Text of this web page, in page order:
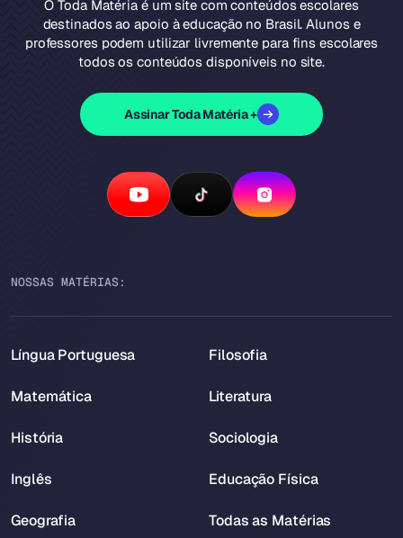
O Toda Matéria é um site com conteúdos escolares
destinados ao apoio à educação no Brasil. Alunos e
professores podem utilizar livremente para fins escolares
todos os conteúdos disponíveis no site.
Assinar Toda Matéria +
NOSSAS MATÉRIAS:
Língua Portuguesa
Matemática
História
Inglês
Geografia
Filosofia
Literatura
Sociologia
Educação Física
Todas as Matérias